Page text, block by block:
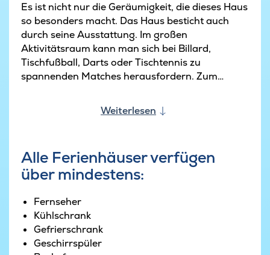
Es ist nicht nur die Geräumigkeit, die dieses Haus
so besonders macht. Das Haus besticht auch
durch seine Ausstattung. Im großen
Aktivitätsraum kann man sich bei Billard,
Tischfußball, Darts oder Tischtennis zu
spannenden Matches herausfordern. Zum
im Aktivitätsraum einen erfrischenden Drink
genießen–- Getränke nicht vergessen.
Hauses: Die moderne Küche, der lange Esstisch
und die gemütliche Sofaecke schaffen eine
Mahlzeiten und gesellige Stunden.
Aber das ist noch nicht alles. Der Poolbereich des
Hauses lädt das ganze Jahr über zum
Weiterlesen
Alle Ferienhäuser verfügen
über mindestens:
Fernseher
Kühlschrank
Gefrierschrank
Geschirrspüler